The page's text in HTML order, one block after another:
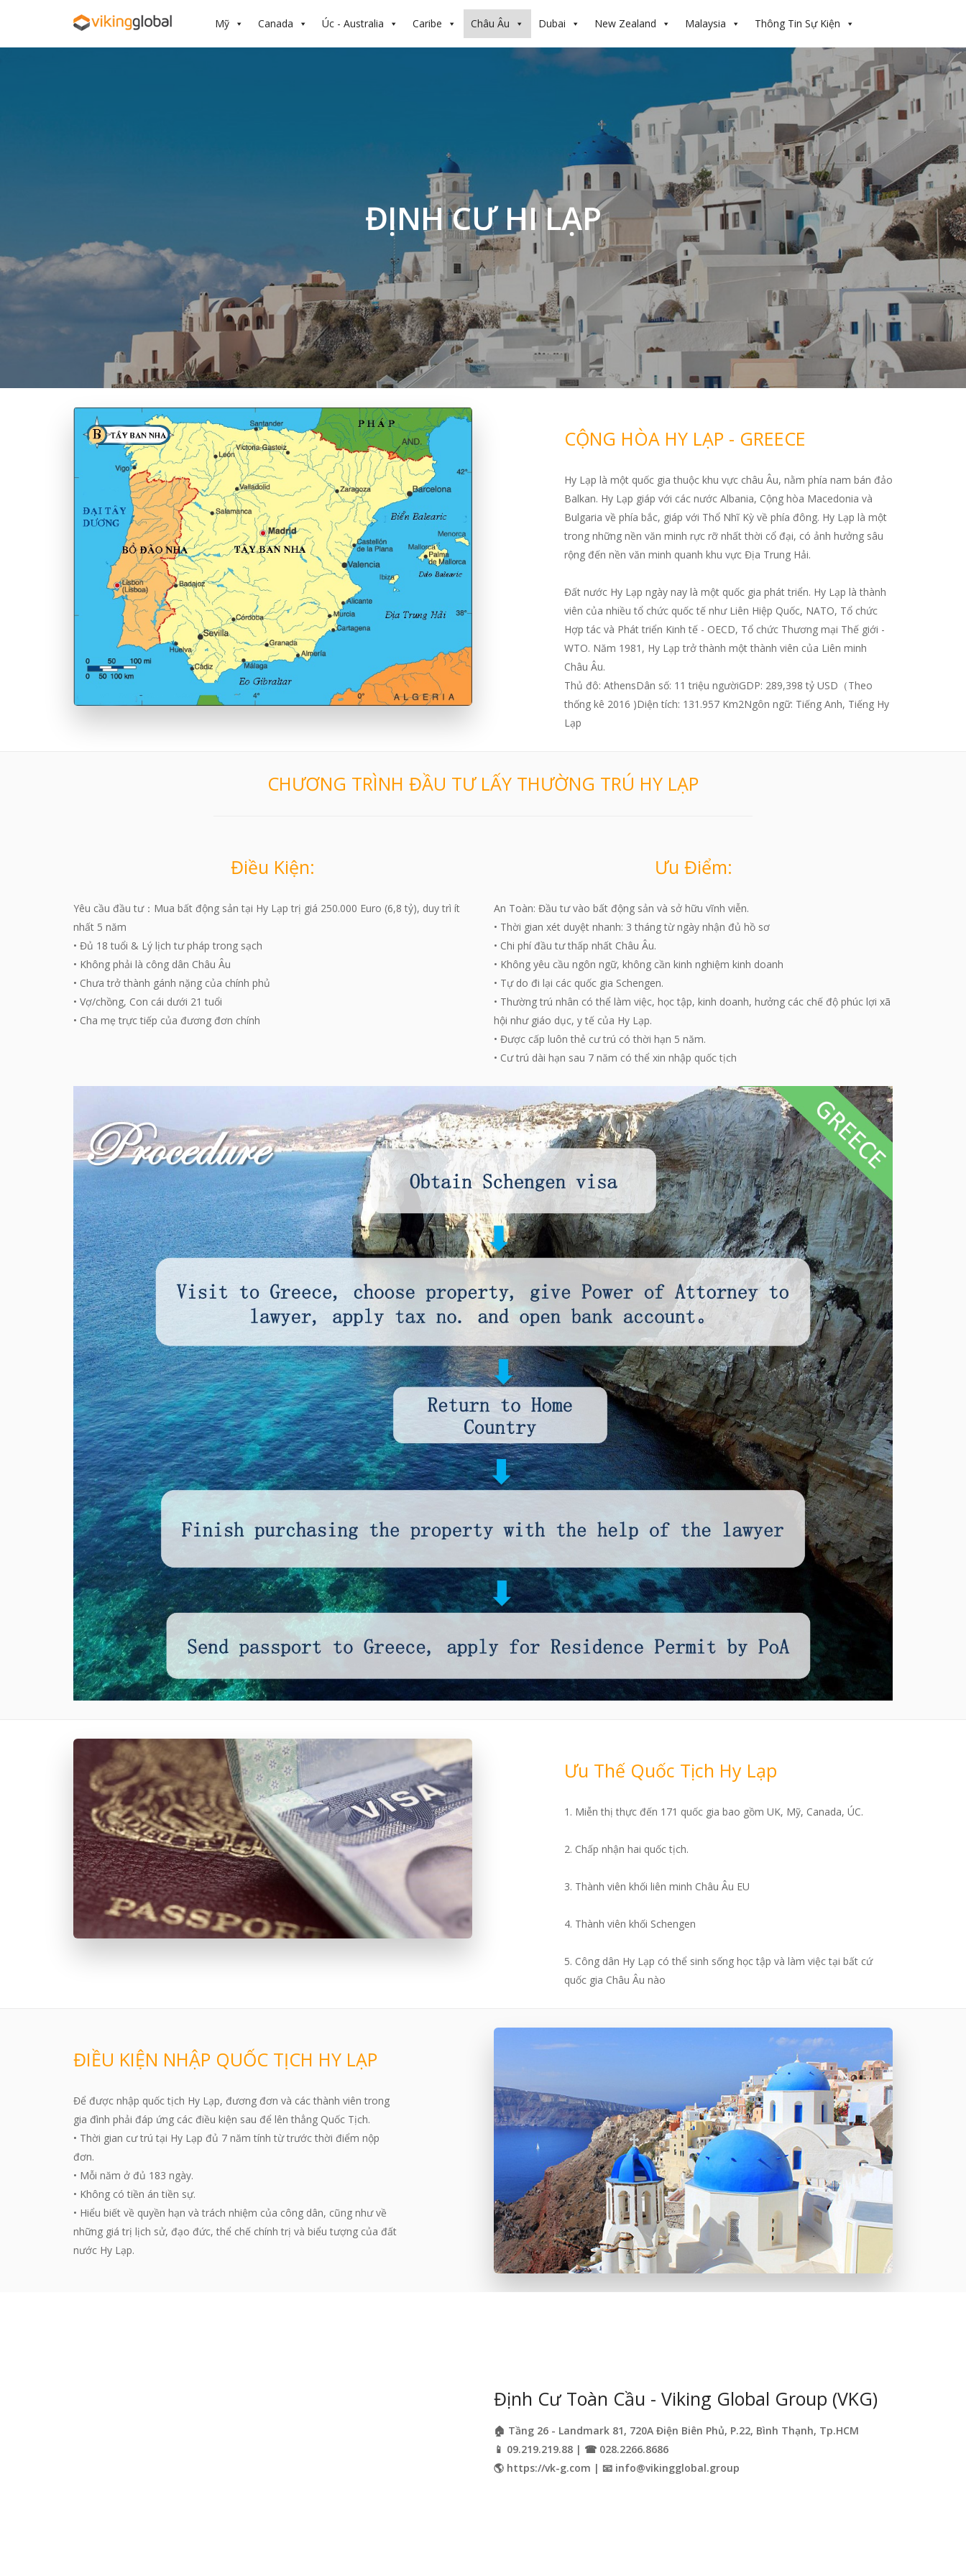
Mỹ Canada Úc - Australia Caribe Châu Âu Dubai New Zealand Malaysia Thông Tin Sự Kiện
ĐỊNH CƯ HI LẠP
CỘNG HÒA HY LẠP - GREECE
Hy Lạp là một quốc gia thuộc khu vực châu Âu, nằm phía nam bán đảo
Balkan. Hy Lạp giáp với các nước Albania, Cộng hòa Macedonia và
Bulgaria về phía bắc, giáp với Thổ Nhĩ Kỳ về phía đông. Hy Lạp là một
trong những nền văn minh rực rỡ nhất thời cổ đại, có ảnh hưởng sâu
rộng đến nền văn minh quanh khu vực Địa Trung Hải.
Đất nước Hy Lạp ngày nay là một quốc gia phát triển. Hy Lạp là thành
viên của nhiều tổ chức quốc tế như Liên Hiệp Quốc, NATO, Tổ chức
Hợp tác và Phát triển Kinh tế - OECD, Tổ chức Thương mại Thế giới -
WTO. Năm 1981, Hy Lạp trở thành một thành viên của Liên minh
Châu Âu.
Thủ đô: AthensDân số: 11 triệu ngườiGDP: 289,398 tỷ USD（Theo
thống kê 2016 )Diện tích: 131.957 Km2Ngôn ngữ: Tiếng Anh, Tiếng Hy
Lạp
CHƯƠNG TRÌNH ĐẦU TƯ LẤY THƯỜNG TRÚ HY LẠP
Điều Kiện:
Yêu cầu đầu tư：Mua bất động sản tại Hy Lạp trị giá 250.000 Euro (6,8 tỷ), duy trì ít
nhất 5 năm
• Đủ 18 tuổi & Lý lịch tư pháp trong sạch
• Không phải là công dân Châu Âu
• Chưa trở thành gánh nặng của chính phủ
• Vợ/chồng, Con cái dưới 21 tuổi
• Cha mẹ trực tiếp của đương đơn chính
Ưu Điểm:
An Toàn: Đầu tư vào bất động sản và sở hữu vĩnh viễn.
• Thời gian xét duyệt nhanh: 3 tháng từ ngày nhận đủ hồ sơ
• Chi phí đầu tư thấp nhất Châu Âu.
• Không yêu cầu ngôn ngữ, không cần kinh nghiệm kinh doanh
• Tự do đi lại các quốc gia Schengen.
• Thường trú nhân có thể làm việc, học tập, kinh doanh, hưởng các chế độ phúc lợi xã
hội như giáo dục, y tế của Hy Lạp.
• Được cấp luôn thẻ cư trú có thời hạn 5 năm.
• Cư trú dài hạn sau 7 năm có thể xin nhập quốc tịch
Ưu Thế Quốc Tịch Hy Lạp
1. Miễn thị thực đến 171 quốc gia bao gồm UK, Mỹ, Canada, ÚC.
2. Chấp nhận hai quốc tịch.
3. Thành viên khối liên minh Châu Âu EU
4. Thành viên khối Schengen
5. Công dân Hy Lạp có thể sinh sống học tập và làm việc tại bất cứ
quốc gia Châu Âu nào
ĐIỀU KIỆN NHẬP QUỐC TỊCH HY LẠP
Để được nhập quốc tịch Hy Lạp, đương đơn và các thành viên trong
gia đình phải đáp ứng các điều kiện sau để lên thẳng Quốc Tịch.
• Thời gian cư trú tại Hy Lạp đủ 7 năm tính từ trước thời điểm nộp
đơn.
• Mỗi năm ở đủ 183 ngày.
• Không có tiền án tiền sự.
• Hiểu biết về quyền hạn và trách nhiệm của công dân, cũng như về
những giá trị lịch sử, đạo đức, thể chế chính trị và biểu tượng của đất
nước Hy Lạp.
Định Cư Toàn Cầu - Viking Global Group (VKG)
🏠 Tầng 26 - Landmark 81, 720A Điện Biên Phủ, P.22, Bình Thạnh, Tp.HCM
📱 09.219.219.88 | ☎ 028.2266.8686
🌎 https://vk-g.com | 📧 info@vikingglobal.group